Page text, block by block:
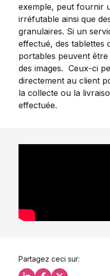
exemple, peut fournir
irréfutable ainsi que
granulaires. Si un
effectué, des tablettes
portables peuvent
des images. Ceux-ci
directement au client
la collecte ou la
effectuée.
Partagez ceci sur: